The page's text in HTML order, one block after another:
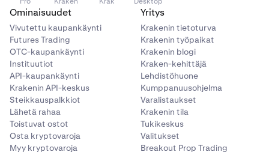
Ominaisuudet
Vivutettu kaupankäynti
Futures Trading
OTC-kaupankäynti
Instituutiot
API-kaupankäynti
Krakenin API-keskus
Steikkauspalkkiot
Lähetä rahaa
Toistuvat ostot
Osta kryptovaroja
Myy kryptovaroja
Yritys
Krakenin tietoturva
Krakenin työpaikat
Krakenin blogi
Kraken-kehittäjä
Lehdistöhuone
Kumppanuusohjelma
Varalistaukset
Krakenin tila
Tukikeskus
Valitukset
Breakout Prop Trading